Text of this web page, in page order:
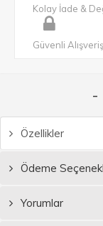
Kolay İade &
Güvenli Alışveriş
-
Özellikler
Ödeme
Yorumlar